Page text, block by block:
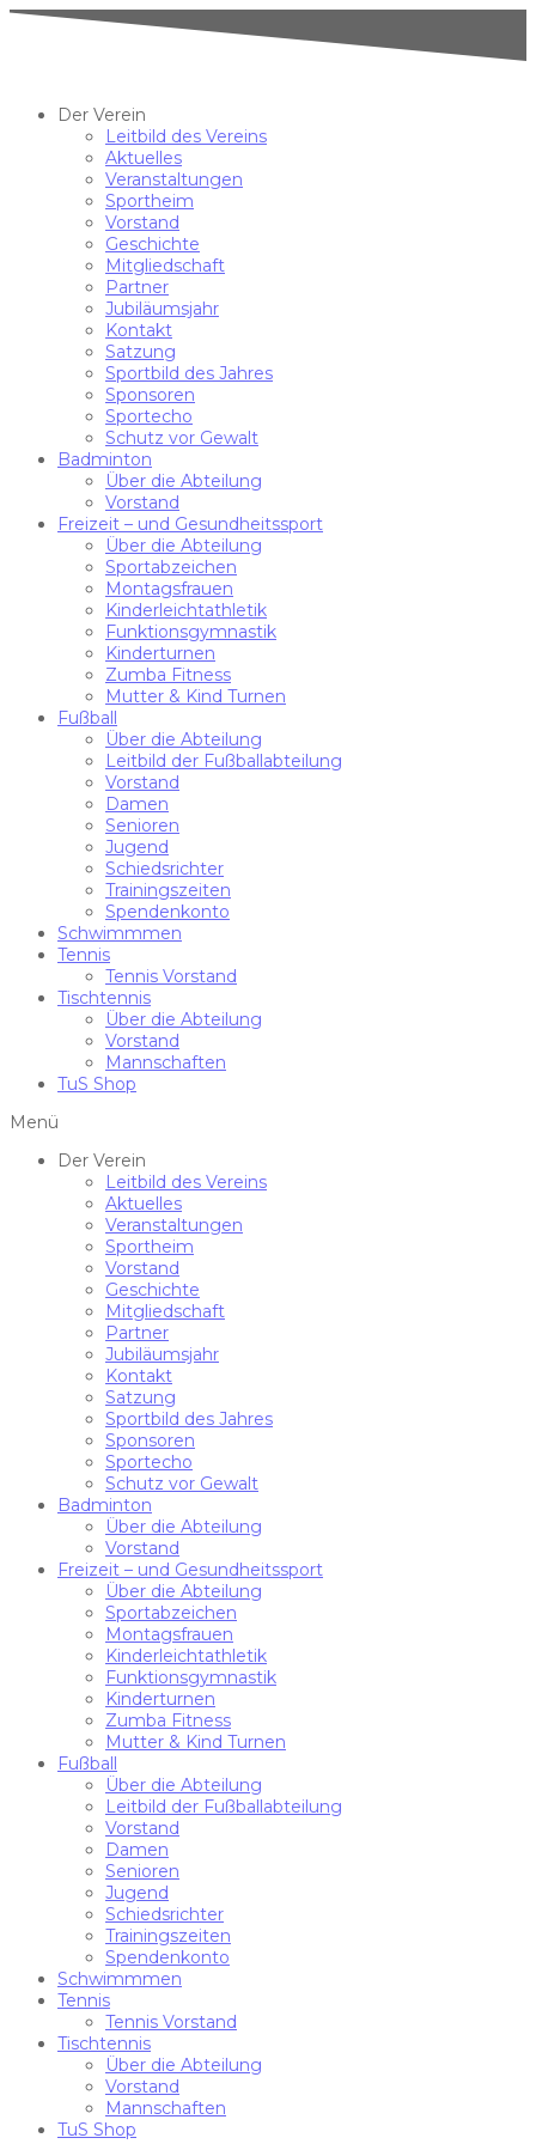
Der Verein
Leitbild des Vereins
Aktuelles
Veranstaltungen
Sportheim
Vorstand
Geschichte
Mitgliedschaft
Partner
Jubiläumsjahr
Kontakt
Satzung
Sportbild des Jahres
Sponsoren
Sportecho
Schutz vor Gewalt
Badminton
Über die Abteilung
Vorstand
Freizeit – und Gesundheitssport
Über die Abteilung
Sportabzeichen
Montagsfrauen
Kinderleichtathletik
Funktionsgymnastik
Kinderturnen
Zumba Fitness
Mutter & Kind Turnen
Fußball
Über die Abteilung
Leitbild der Fußballabteilung
Vorstand
Damen
Senioren
Jugend
Schiedsrichter
Trainingszeiten
Spendenkonto
Schwimmmen
Tennis
Tennis Vorstand
Tischtennis
Über die Abteilung
Vorstand
Mannschaften
TuS Shop
Menü
Der Verein
Leitbild des Vereins
Aktuelles
Veranstaltungen
Sportheim
Vorstand
Geschichte
Mitgliedschaft
Partner
Jubiläumsjahr
Kontakt
Satzung
Sportbild des Jahres
Sponsoren
Sportecho
Schutz vor Gewalt
Badminton
Über die Abteilung
Vorstand
Freizeit – und Gesundheitssport
Über die Abteilung
Sportabzeichen
Montagsfrauen
Kinderleichtathletik
Funktionsgymnastik
Kinderturnen
Zumba Fitness
Mutter & Kind Turnen
Fußball
Über die Abteilung
Leitbild der Fußballabteilung
Vorstand
Damen
Senioren
Jugend
Schiedsrichter
Trainingszeiten
Spendenkonto
Schwimmmen
Tennis
Tennis Vorstand
Tischtennis
Über die Abteilung
Vorstand
Mannschaften
TuS Shop